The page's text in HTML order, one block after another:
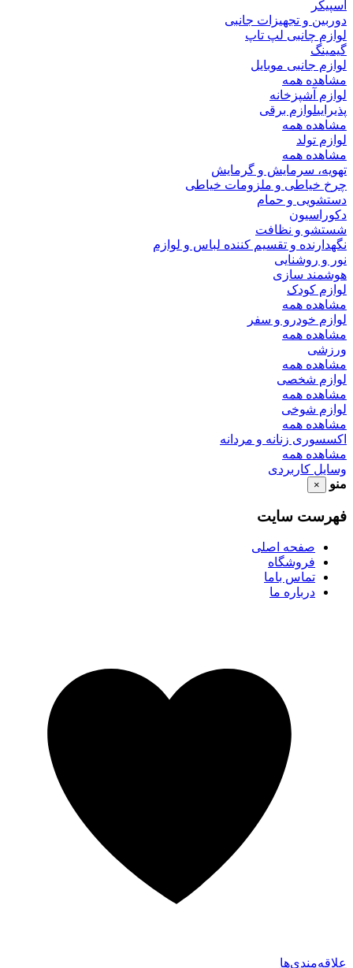
اسپیکر
دوربین و تجهیزات جانبی
لوازم چانبی لپ تاپ
گیمینگ
لوازم جانبی موبایل
مشاهده همه
لوازم آشپزخانه
پذیراییلوازم برقی
مشاهده همه
لوازم تولد
مشاهده همه
تهویه، سرمایش و گرمایش
چرخ خیاطی و ملزومات خیاطی
دستشویی و حمام
دکوراسیون
شستشو و نظافت
نگهدارنده و تقسیم کننده لباس و لوازم
نور و روشنایی
هوشمند سازی
لوازم کودک
مشاهده همه
لوازم خودرو و سفر
مشاهده همه
ورزشی
مشاهده همه
لوازم شخصی
مشاهده همه
لوازم شوخی
مشاهده همه
اکسسوری زنانه و مردانه
مشاهده همه
وسایل کاربردی
منو
×
فهرست سایت
صفحه اصلی
فروشگاه
تماس باما
درباره ما
علاقه‌مندی‌ها